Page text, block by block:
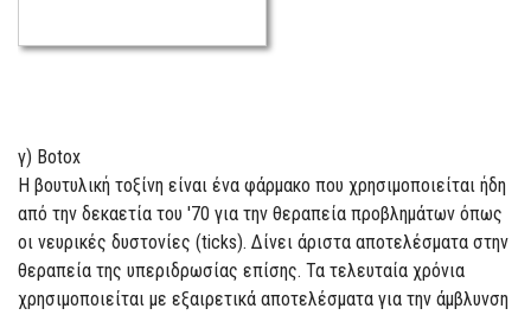
γ) Botox
Η βουτυλική τοξίνη είναι ένα φάρμακο που χρησιμοποιείται ήδη
από την δεκαετία του '70 για την θεραπεία προβλημάτων όπως
οι νευρικές δυστονίες (ticks). Δίνει άριστα αποτελέσματα στην
θεραπεία της υπεριδρωσίας επίσης. Τα τελευταία χρόνια
χρησιμοποιείται με εξαιρετικά αποτελέσματα για την άμβλυνση